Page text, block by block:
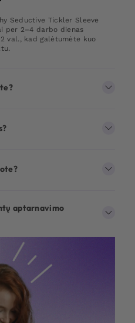
Seductive Tickler Sleeve
per 2–4 darbo dienas
val., kad galėtumėte kuo
aptarnavimo